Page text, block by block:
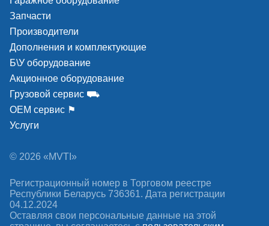
Запчасти
Производители
Дополнения и комплектующие
Б\У оборудование
Акционное оборудование
Грузовой сервис ⛟
ОЕМ сервис ⚑
Услуги
© 2026 «MVTI»
Регистрационный номер в Торговом реестре
Республики Беларусь 736361. Дата регистрации
04.12.2024
Оставляя свои персональные данные на этой